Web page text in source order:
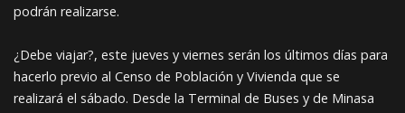
podrán realizarse.
¿Debe viajar?, este jueves y viernes serán los últimos días para
hacerlo previo al Censo de Población y Vivienda que se
realizará el sábado. Desde la Terminal de Buses y de Minasa